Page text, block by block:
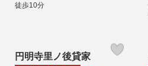
徒歩10分
円明寺里ノ後貸家